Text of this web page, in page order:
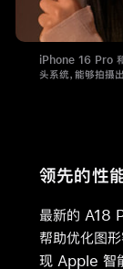
iPhone 16 Pro
头系统，能够拍摄
领先的性
最新的 A18
帮助优化图
现 Apple 智